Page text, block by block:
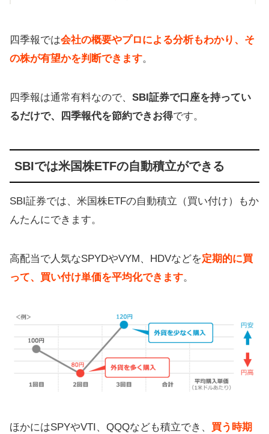
四季報では会社の概要やプロによる分析もわかり、そ
の株が有望かを判断できます。
四季報は通常有料なので、 SBI証券で口座を持ってい
るだけで、四季報代を節約できお得です。
SBIでは米国株ETFの自動積立ができる
SBI証券では、米国株ETFの自動積立（買い付け）もか
んたんにできます。
高配当で人気なSPYDやVYM、HDVなどを定期的に買
って、買い付け単価を平均化できます。
ほかにはSPYやVTI、QQQなども積立でき、 買う時期